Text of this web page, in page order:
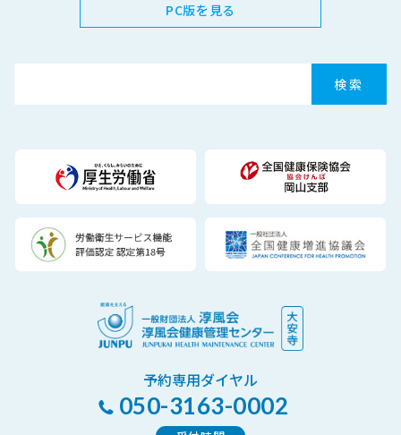
PC版を見る
予約専用ダイヤル
050-3163-0002